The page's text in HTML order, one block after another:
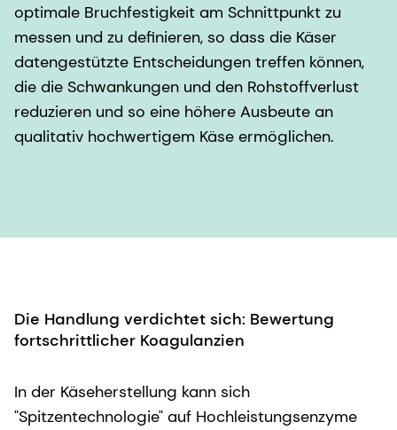
optimale Bruchfestigkeit am Schnittpunkt zu
messen und zu definieren, so dass die Käser
datengestützte Entscheidungen treffen können,
die die Schwankungen und den Rohstoffverlust
reduzieren und so eine höhere Ausbeute an
qualitativ hochwertigem Käse ermöglichen.
Die Handlung verdichtet sich: Bewertung
fortschrittlicher Koagulanzien
In der Käseherstellung kann sich
"Spitzentechnologie" auf Hochleistungsenzyme